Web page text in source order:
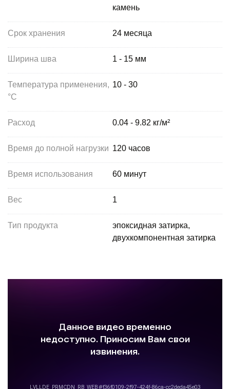
камень
Срок хранения 24 месяца
Ширина шва 1 - 15 мм
Температура применения,
°С
10 - 30
Расход 0.04 - 9.82 кг/м²
Время до полной нагрузки 120 часов
Время использования 60 минут
Вес 1
Тип продукта
эпоксидная затирка,
двухкомпонентная затирка